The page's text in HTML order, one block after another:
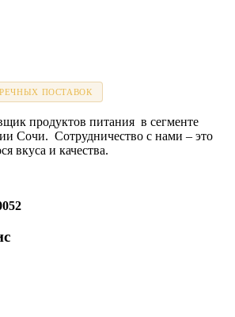
ПОСТАВОК
продуктов питания в сегменте
Сочи. Сотрудничество с нами – это
вкуса и качества.